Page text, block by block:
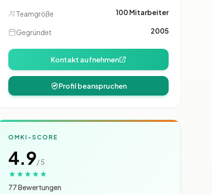
Teamgröße 100 Mitarbeiter
Gegründet 2005
Kontakt aufnehmen
Profil beanspruchen
OMKI-SCORE
4.9/ 5
77 Bewertungen